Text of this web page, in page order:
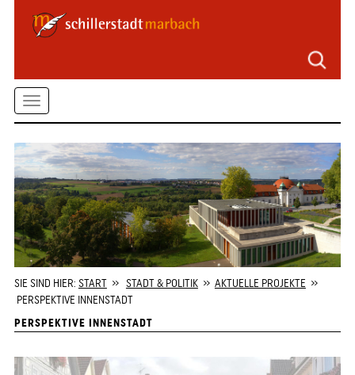
Seitenbereiche
springen
Zum
Inhalt
springen
Kontaktformular
springen
Zur
Startseite
springen
Toggle
SIE SIND HIER: START» STADT & POLITIK» AKTUELLE PROJEKTE »
PERSPEKTIVE INNENSTADT
PERSPEKTIVE INNENSTADT